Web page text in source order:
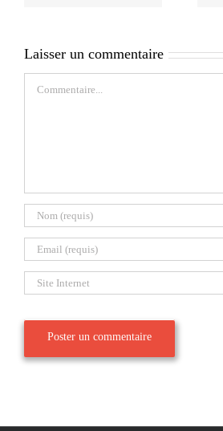
Laisser un commentaire
Commentaire